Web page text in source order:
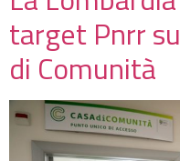
target Pnrr
di Comunità